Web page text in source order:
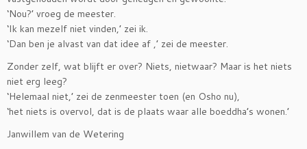
‘Nou?’ vroeg de meester.
‘Ik kan mezelf niet vinden,’ zei ik.
‘Dan ben je alvast van dat idee af ,’ zei de meester.
Zonder zelf, wat blijft er over? Niets, nietwaar? Maar is het niets
niet erg leeg?
‘Helemaal niet,’ zei de zenmeester toen (en Osho nu),
‘het niets is overvol, dat is de plaats waar alle boeddha’s wonen.’
Janwillem van de Wetering